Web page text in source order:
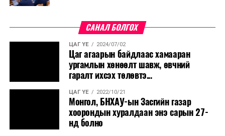
САНАЛ БОЛГОХ
ЦАГ ҮЕ 2024/07/02
Цаг агаарын байдлаас хамааран
ургамлын хөнөөлт шавж, өвчний
гаралт ихсэх төлөвтэ...
ЦАГ ҮЕ 2022/10/21
Монгол, БНХАУ-ын Засгийн газар
хоорондын хуралдаан энэ сарын 27-
нд болно